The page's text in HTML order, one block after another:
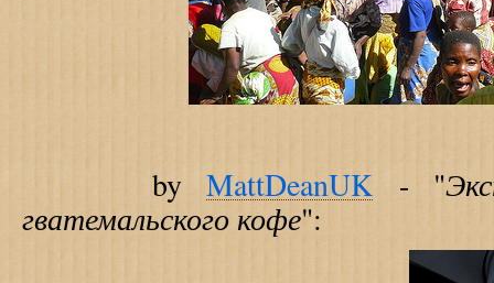
by MattDeanUK - "
гватемальского кофе":